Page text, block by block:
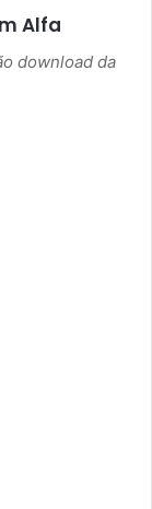
Alfa
download da